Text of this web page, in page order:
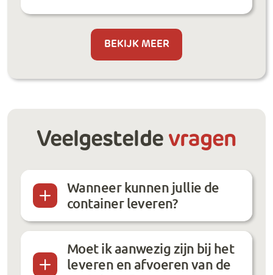
BEKIJK MEER
Veelgestelde vragen
Wanneer kunnen jullie de
container leveren?
Moet ik aanwezig zijn bij het
leveren en afvoeren van de